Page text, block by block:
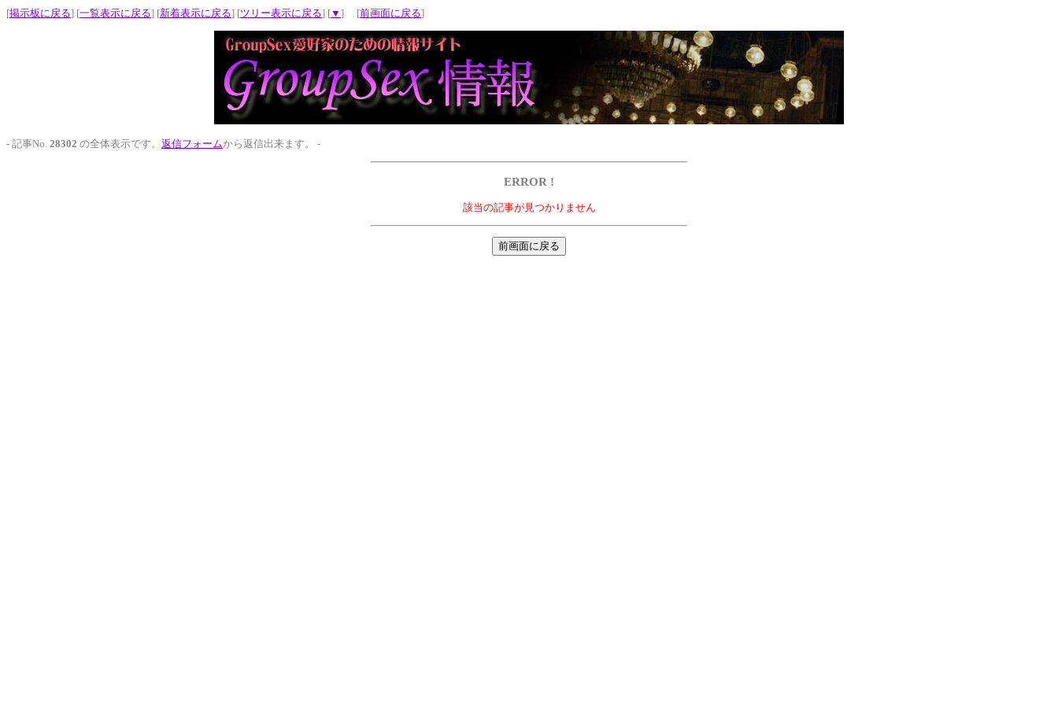
[掲示板に戻る] [一覧表示に戻る] [新着表示に戻る] [ツリー表示に戻る] [▼ ] [前画面に戻る]
- 記事No. 28302 の全体表示です。 返信フォームから返信出来ます。 -
ERROR !
該当の記事が見つかりません